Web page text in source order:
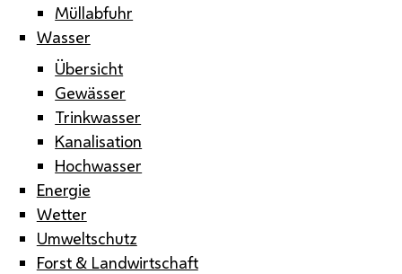
Müllabfuhr
Wasser
Übersicht
Gewässer
Trinkwasser
Kanalisation
Hochwasser
Energie
Wetter
Umweltschutz
Forst & Landwirtschaft